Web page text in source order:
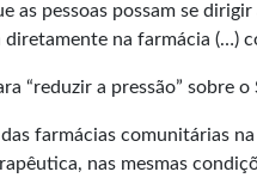
as pessoas possam se
na farmácia (…)
“reduzir a pressão” sobre o
farmácias comunitárias
nas mesmas